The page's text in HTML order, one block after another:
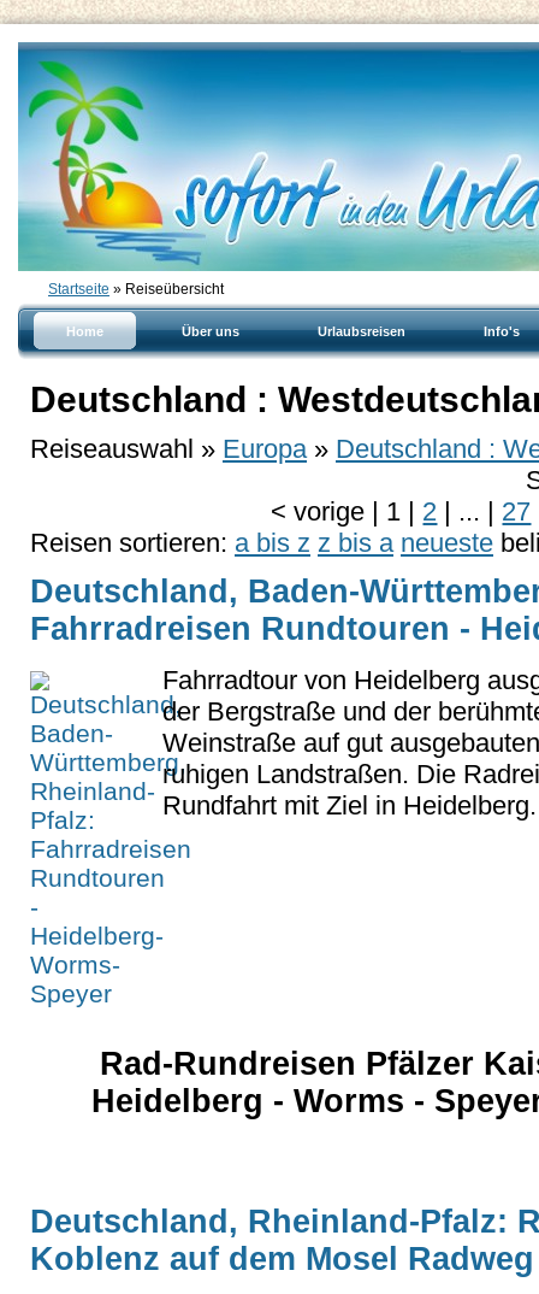
Startseite » Reiseübersicht
Home Über uns Urlaubsreisen Info's
Deutschland :
Reiseauswahl » Europa » Deutschland :
<vorige | 1 | 2 | ... | 27
Reisen sortieren: a bis z z bis a neueste
Deutschland, Baden-
Fahrradreisen Rundtouren -
Fahrradtour von Heidelberg
der Bergstraße und der
Weinstraße auf gut
ruhigen Landstraßen. Die
Rundfahrt mit Ziel in Heidelberg.
Rad-Rundreisen Pfälzer
Heidelberg - Worms -
Deutschland, Rheinland-Pfalz:
Koblenz auf dem Mosel